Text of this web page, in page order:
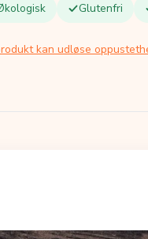
Glutenfri
kan udløse